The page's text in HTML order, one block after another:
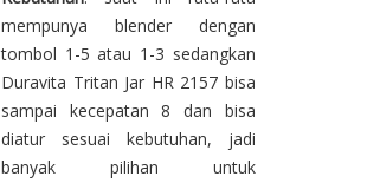
mempunya blender dengan
tombol 1-5 atau 1-3 sedangkan
Duravita Tritan Jar HR 2157 bisa
sampai kecepatan 8 dan bisa
diatur sesuai kebutuhan, jadi
banyak pilihan untuk